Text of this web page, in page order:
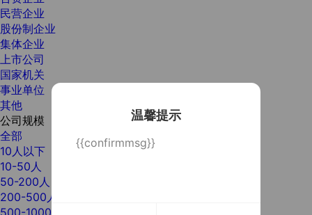
温馨提示
{{confirmmsg}}
民营企业
股份制企业
集体企业
上市公司
国家机关
事业单位
其他
公司规模
全部
10人以下
10-50人
50-200人
200-500人
500-1000人